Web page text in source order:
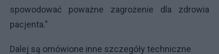
spowodować poważne zagrożenie dla zdrowia
pacjenta."
Dalej są omówione inne szczegóły techniczne